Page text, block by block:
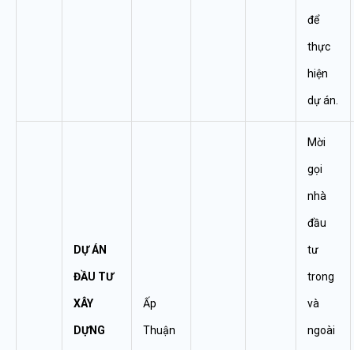
để
thực
hiện
dự án.
DỰ ÁN
ĐẦU TƯ
XÂY
DỰNG
Ấp
Thuận
Mời
gọi
nhà
đầu
tư
trong
và
ngoài